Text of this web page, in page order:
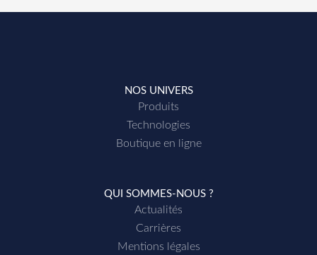
NOS UNIVERS
Produits
Technologies
Boutique en ligne
QUI SOMMES-NOUS ?
Actualités
Carrières
Mentions légales